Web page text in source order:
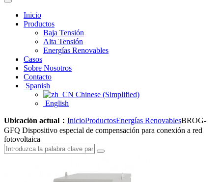
Inicio
Productos
Baja Tensión
Alta Tensión
Energías Renovables
Casos
Sobre Nosotros
Contacto
Spanish
Chinese (Simplified)‌
English
Ubicación actual： InicioProductosEnergías RenovablesBROG-
GFQ Dispositivo especial de compensación para conexión a red
fotovoltaica